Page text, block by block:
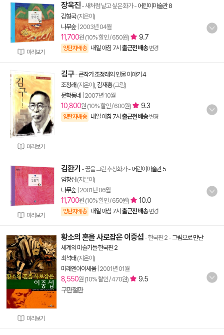
미리보기
장욱진- 새처럼 날고 싶은 화가- 어린이미술관 8
김형국(지은이)
나무숲| 2003년 04월
11,700원 (10% 할인 / 650원) 9.7
양탄자배송 내일 아침 7시 출근전 배송 변경
미리보기
김구-큰작가 조정래의 인물 이야기 4
조정래 (지은이), 김재홍(그림)
문학동네
2007년 10월
10,800원 (10% 할인 / 600원) 9.3
양탄자배송 내일 아침 7시 출근전 배송 변경
미리보기
김환기 - 꿈을 그린 추상화가- 어린이미술관 5
임창섭(지은이)
나무숲| 2001년 06월
11,700원 (10% 할인 / 650원) 10.0
양탄자배송 내일 아침 7시 출근전 배송 변경
미리보기
황소의 혼을 사로잡은 이중섭 - 한국편 2 -그림으로 만난
세계의 미술가들 한국편 2
최석태 (지은이)
미래엔아이세움| 2001년 01월
8,550원 (10% 할인 / 470원)
9.5
구판절판